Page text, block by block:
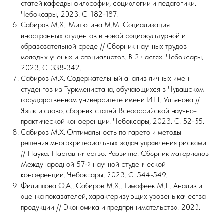
статей кафедры философии, социологии и педагогики.
Чебоксары, 2023. С. 182-187.
Сабиров М.Х., Митюгина М.М. Социализация
иностранных студентов в новой социокультурной и
образовательной среде // Сборник научных трудов
молодых ученых и специалистов. В 2 частях. Чебоксары,
2023. С. 338-342.
Сабиров М.Х. Содержательный анализ личных имен
студентов из Туркменистана, обучающихся в Чувашском
государственном университете имени И.Н. Ульянова //
Язык и слово. сборник статей Всероссийской научно-
практической конференции. Чебоксары, 2023. С. 52-55.
Сабиров М.Х. Оптимальность по парето и методы
решения многокритериальных задач управления рисками
// Наука. Наставничество. Развитие. Сборник материалов
Международной 57-й научной студенческой
конференции. Чебоксары, 2023. С. 544-549.
Филиппова О.А., Сабиров М.Х., Тимофеев М.Е. Анализ и
оценка показателей, характеризующих уровень качества
продукции // Экономика и предпринимательство. 2023.